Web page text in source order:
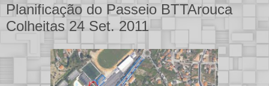
Planificação do Passeio BTTArouca
Colheitas 24 Set. 2011